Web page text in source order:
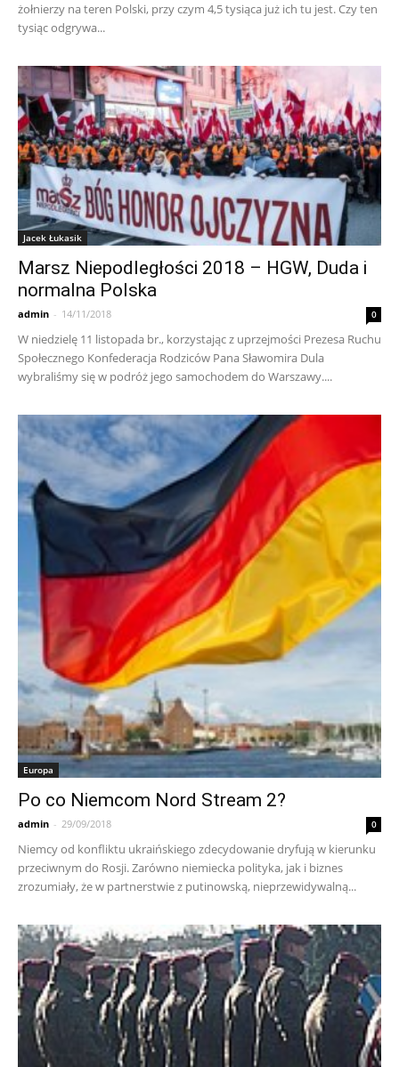
żołnierzy na teren Polski, przy czym 4,5 tysiąca już ich tu jest. Czy ten
tysiąc odgrywa...
Jacek Łukasik
Marsz Niepodległości 2018 – HGW, Duda i
normalna Polska
admin - 14/11/2018 0
W niedzielę 11 listopada br., korzystając z uprzejmości Prezesa Ruchu
Społecznego Konfederacja Rodziców Pana Sławomira Dula
wybraliśmy się w podróż jego samochodem do Warszawy....
Europa
Po co Niemcom Nord Stream 2?
admin - 29/09/2018 0
Niemcy od konfliktu ukraińskiego zdecydowanie dryfują w kierunku
przeciwnym do Rosji. Zarówno niemiecka polityka, jak i biznes
zrozumiały, że w partnerstwie z putinowską, nieprzewidywalną...